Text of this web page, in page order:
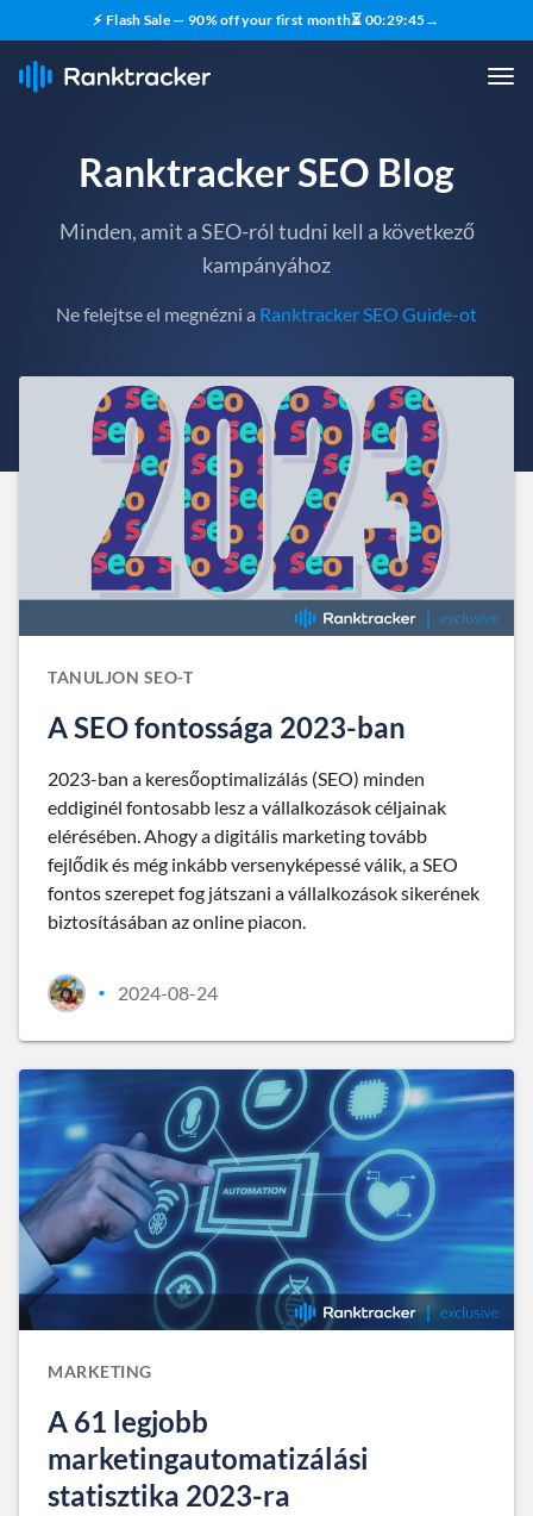
⚡ Flash Sale — 90% off your first month⏳ 00:29:43→
Ranktracker SEO Blog
Minden, amit a SEO-ról tudni kell a következő
kampányához
Ne felejtse el megnézni a Ranktracker SEO Guide-ot
TANULJON SEO-T
A SEO fontossága 2023-ban
2023-ban a keresőoptimalizálás (SEO) minden
eddiginél fontosabb lesz a vállalkozások céljainak
elérésében. Ahogy a digitális marketing tovább
fejlődik és még inkább versenyképessé válik, a SEO
fontos szerepet fog játszani a vállalkozások sikerének
biztosításában az online piacon.
• 2024-08-24
MARKETING
A 61 legjobb
marketingautomatizálási
statisztika 2023-ra